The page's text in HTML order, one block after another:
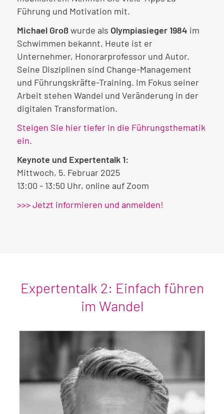
Führung und Motivation mit.
Michael Großwurde als Olympiasieger 1984 im
Schwimmen bekannt. Heute ist er
Unternehmer, Honorarprofessor und Autor.
Seine Disziplinen sind Change-Management
und Führungskräfte-Training. Im Fokus seiner
Arbeit stehen Wandel und Veränderung in der
digitalen Transformation.
Steigen Sie hier tiefer in die Führungsthematik
ein.
Keynote und Expertentalk 1:
Mittwoch, 5. Februar 2025
13:00 - 13:50 Uhr, online auf Zoom
>>> Jetzt informieren und anmelden!
Expertentalk 2: Einfach führen
im Wandel